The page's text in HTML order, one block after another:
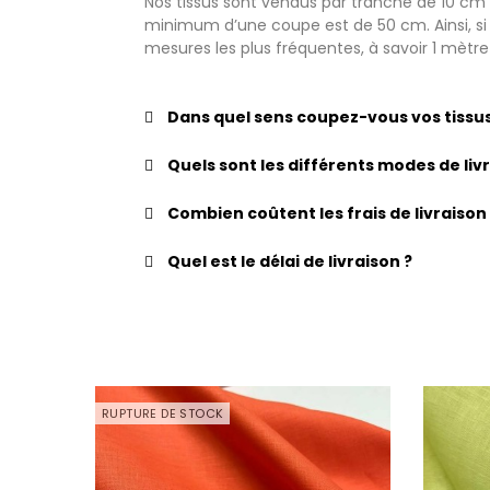
minimum d’une coupe est de 50 cm. Ainsi,
mesures les plus fréquentes, à savoir 1
Dans quel sens coupez-vous vos
Quels sont les différents modes de
Combien coûtent les frais de livraison
Quel est le délai de livraison ?
RUPTURE DE STOCK